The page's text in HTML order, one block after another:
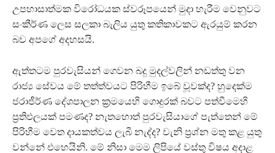
උපහාසාත්මක විරෝධයක ස්වරූපයෙන් මුදා හැරීම වෙනුවට
සංකීර්ණ ලෙස සලකා බැලිය යුතු කතිකාවකට ඇරයුම් කරන
බව අපගේ අදහසයි.
ඇත්තටම පුරවැසියන් ගෙවන බදු මුදල්වලින් නඩත්තු වන
රාජ්‍ය සේවය මේ තත්ත්වයට පිරිහීම ඉබේ වූවක්ද? හුදෙක්ම
ජරාජීර්ණ දේශපාලන ක්‍රමයෙහි ගොදුරක් බවට පත්වීමෙහි
ප්‍රතිඵලයක් පමණද? නැතහොත් පුරවැසියාගේ පැත්තෙන් මේ
පිරිහීම වෙත දායකත්වය ලැබී නැද්ද? වැනි ප්‍රශ්න මතු කළ යුතු
වන්නේ එහෙයිනි. මේ නිසා මෙම ලිපියේ වස්තු විෂය අදාළ